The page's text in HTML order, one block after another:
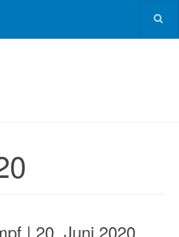
| 20. Juni 2020